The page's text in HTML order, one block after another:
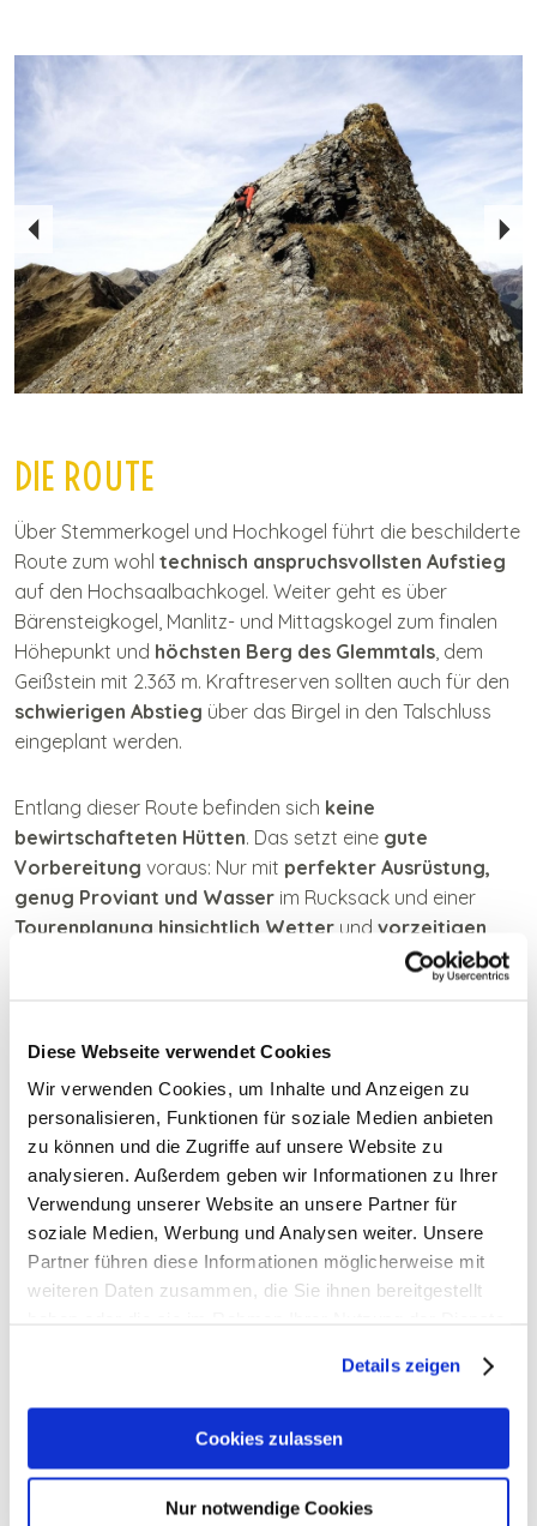
Diese Webseite verwendet Cookies
Wir verwenden Cookies, um Inhalte und Anzeigen zu
personalisieren, Funktionen für soziale Medien anbieten
zu können und die Zugriffe auf unsere Website zu
analysieren. Außerdem geben wir Informationen zu Ihrer
Verwendung unserer Website an unsere Partner für
soziale Medien, Werbung und Analysen weiter. Unsere
Partner führen diese Informationen möglicherweise mit
weiteren Daten zusammen, die Sie ihnen bereitgestellt
Details zeigen
Cookies zulassen
Nur notwendige Cookies
DIE ROUTE
Über Stemmerkogel und Hochkogel führt die beschilderte
Route zum wohl technisch anspruchsvollsten Aufstieg
auf den Hochsaalbachkogel. Weiter geht es über
Bärensteigkogel, Manlitz- und Mittagskogel zum finalen
Höhepunkt und höchsten Berg des Glemmtals, dem
Geißstein mit 2.363 m. Kraftreserven sollten auch für den
schwierigen Abstieg über das Birgel in den Talschluss
eingeplant werden.
Entlang dieser Route befinden sich keine
bewirtschafteten Hütten. Das setzt eine gute
Vorbereitung voraus: Nur mit perfekter Ausrüstung,
genug Proviant und Wasser im Rucksack und einer
Tourenplanung hinsichtlich Wetter und vorzeitigen
sollte man diese Tour in Angriff